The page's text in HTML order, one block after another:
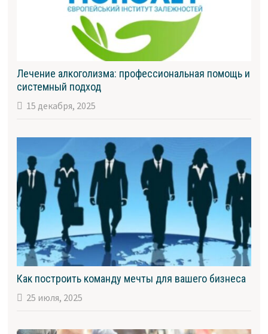
Лечение алкоголизма: профессиональная помощь и
системный подход
15 декабря, 2025
Как построить команду мечты для вашего бизнеса
25 июля, 2025